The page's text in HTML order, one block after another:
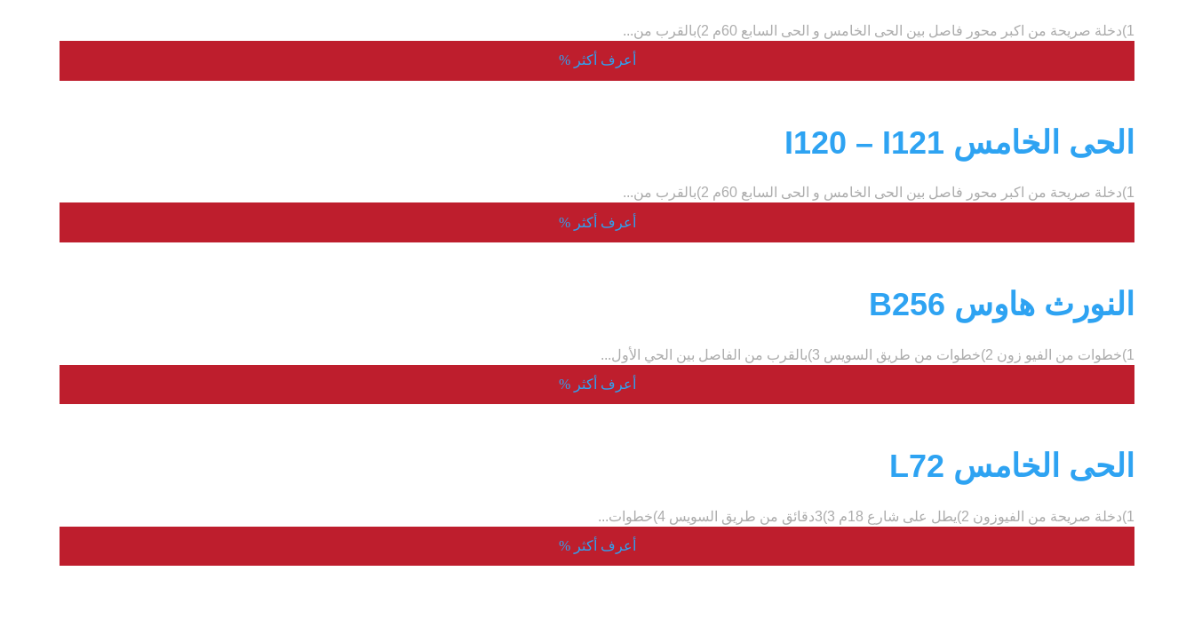
1)دخلة صريحة من اكبر محور فاصل بين الحى الخامس و الحى السابع 60م 2)بالقرب من...
أعرف أكثر %
الحى الخامس I120 – I121
1)دخلة صريحة من اكبر محور فاصل بين الحى الخامس و الحى السابع 60م 2)بالقرب من...
أعرف أكثر %
النورث هاوس B256
1)خطوات من الفيو زون 2)خطوات من طريق السويس 3)بالقرب من الفاصل بين الحي الأول...
أعرف أكثر %
الحى الخامس L72
1)دخلة صريحة من الفيوزون 2)يطل على شارع 18م 3)3دقائق من طريق السويس 4)خطوات...
أعرف أكثر %